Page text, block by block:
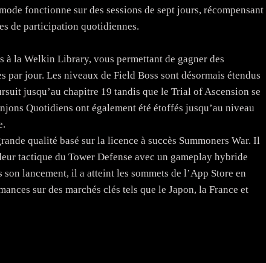
fonctionne sur des sessions de sept jours, récompensant
de participation quotidiennes.
la Welkin Library, vous permettant de gagner des
par jour. Les niveaux de Field Boss sont désormais étendus
jusqu’au chapitre 19 tandis que le Trial of Ascension se
Quotidiens ont également été étoffés jusqu’au niveau
qualité basé sur la licence à succès Summoners War. Il
tactique du Tower Defense avec un gameplay hybride
lancement, il a atteint les sommets de l’App Store en
sur des marchés clés tels que le Japon, la France et